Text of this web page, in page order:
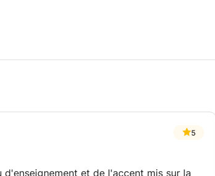
5
et de l'accent mis sur la